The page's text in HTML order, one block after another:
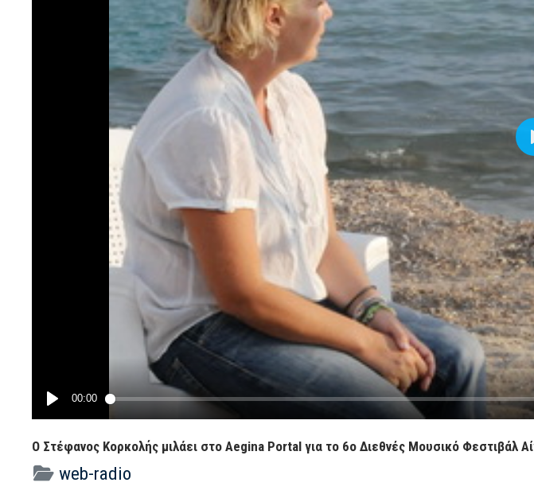
Ο Στέφανος Κορκολής μιλάει στο Aegina Portal για το 6ο Διεθνές Μουσικό Φεστιβάλ
web-radio